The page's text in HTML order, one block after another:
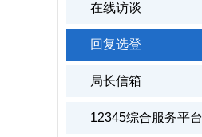
在线访谈
回复选登
局长信箱
12345综合服务平台